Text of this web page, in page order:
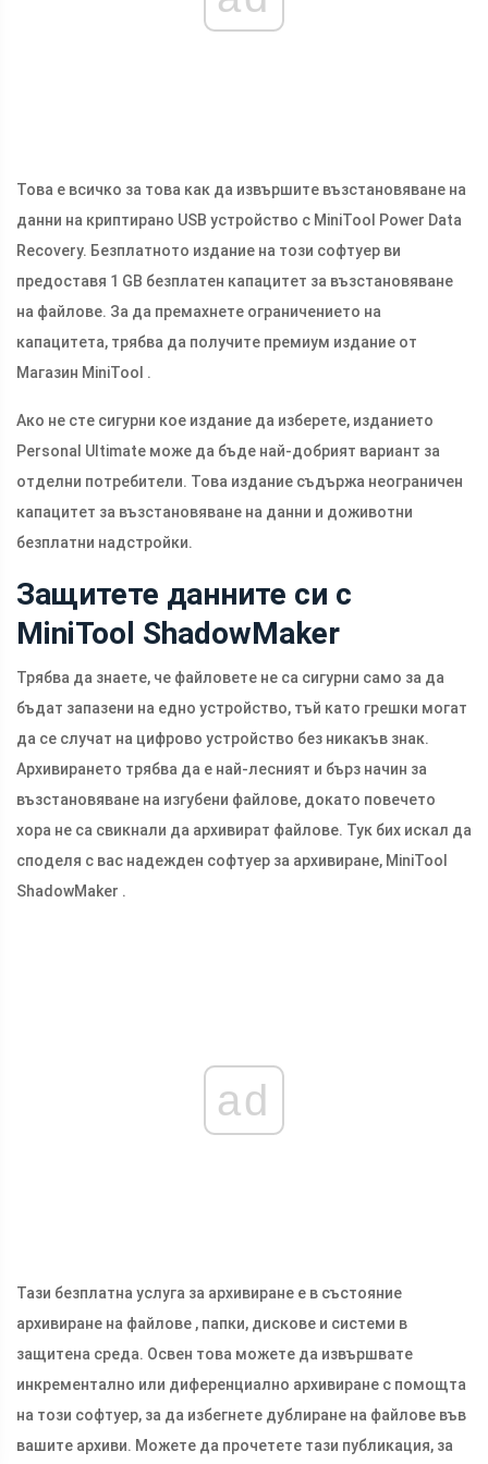
Това е всичко за това как да извършите възстановяване на
данни на криптирано USB устройство с MiniTool Power Data
Recovery. Безплатното издание на този софтуер ви
предоставя 1 GB безплатен капацитет за възстановяване
на файлове. За да премахнете ограничението на
капацитета, трябва да получите премиум издание от
Магазин MiniTool .
Ако не сте сигурни кое издание да изберете, изданието
Personal Ultimate може да бъде най-добрият вариант за
отделни потребители. Това издание съдържа неограничен
капацитет за възстановяване на данни и доживотни
безплатни надстройки.
Защитете данните си с
MiniTool ShadowMaker
Трябва да знаете, че файловете не са сигурни само за да
бъдат запазени на едно устройство, тъй като грешки могат
да се случат на цифрово устройство без никакъв знак.
Архивирането трябва да е най-лесният и бърз начин за
възстановяване на изгубени файлове, докато повечето
хора не са свикнали да архивират файлове. Тук бих искал да
споделя с вас надежден софтуер за архивиране, MiniTool
ShadowMaker .
ad
Тази безплатна услуга за архивиране е в състояние
архивиране на файлове , папки, дискове и системи в
защитена среда. Освен това можете да извършвате
инкрементално или диференциално архивиране с помощта
на този софтуер, за да избегнете дублиране на файлове във
вашите архиви. Можете да прочетете тази публикация, за